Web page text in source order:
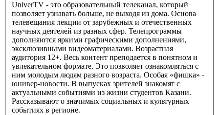
UniverTV - это образовательный телеканал, который
позволяет узнавать больше, не выходя из дома. Основа
телевещания лекции от зарубежных и отечественных
научных деятелей из разных сфер. Телепрограммы
дополняются яркими графическими дополнениями,
эксклюзивными видеоматериалами. Возрастная
аудитория 12+. Весь контент преподается в понятном и
увлекательном формате. Это позволяет ознакомляться с
ним молодым людям разного возраста. Особая «фишка» -
юнивер-новости. В выпусках зрителей знакомят с
актуальными событиями из жизни студентов Казани.
Рассказывают о значимых социальных и культурных
событиях в регионе.